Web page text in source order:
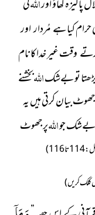
کھاؤ اور کی
کیاہے مُردار اور
وقتغیر خدا کا نام
بڑھتا تو بےشکاللہبخشنے
بیان کرتی ہیں یہ
بےشک جواللہپر جھوٹ
کلک کریں)